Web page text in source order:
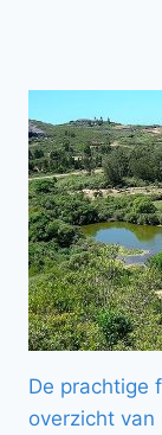
De prachtige
overzicht